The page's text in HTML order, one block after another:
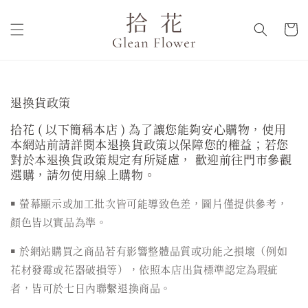
退換貨政策
拾花 ( 以下簡稱本店 ) 為了讓您能夠安心購物，使用
本網站前請詳閱本退換貨政策以保障您的權益；若您
對於本退換貨政策規定有所疑慮， 歡迎前往門市參觀
選購，請勿使用線上購物。
￭ 螢幕顯示或加工批次皆可能導致色差，圖片僅提供參考，
顏色皆以實品為準。
￭ 於網站購買之商品若有影響整體品質或功能之損壞（例如
花材發霉或花器破損等），依照本店出貨標準認定為瑕疵
者，皆可於七日內聯繫退換商品。